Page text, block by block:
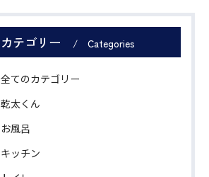
カテゴリー Categories
全てのカテゴリー
乾太くん
お風呂
キッチン